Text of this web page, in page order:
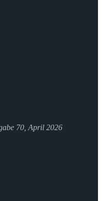
70, April 2026